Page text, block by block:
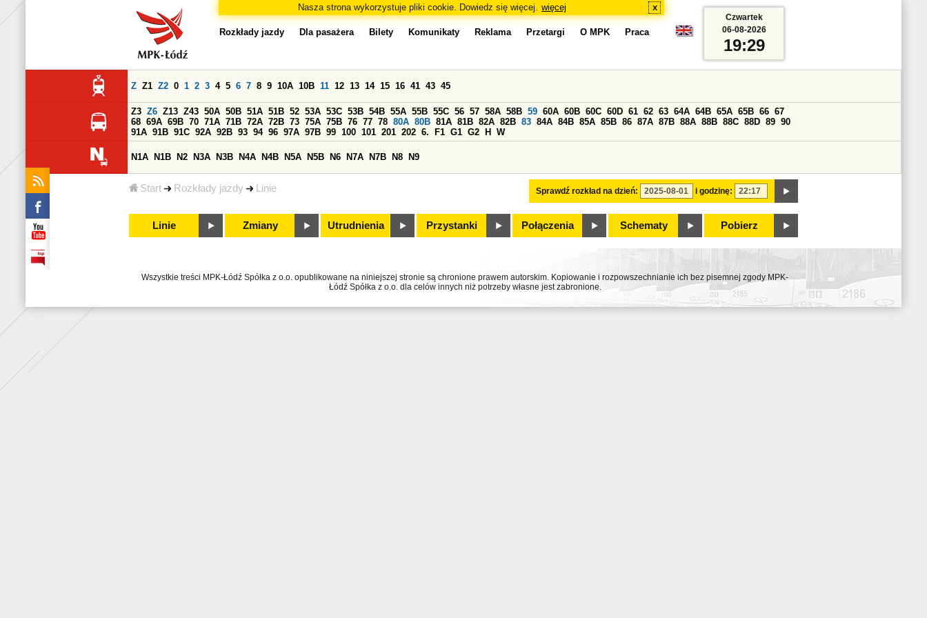
Nasza strona wykorzystuje pliki cookie. Dowiedz się więcej. więcej x
Start Rozkłady jazdy Linie
Rozkłady jazdy Dla pasażera Bilety Komunikaty Reklama Przetargi O MPK Praca
Sprawdź rozkład na dzień: i godzinę:
Z Z1 Z2 0 1 2 3 4 5 6 7 8 9 10A 10B 11 12 13 14 15 16 41 43 45
Z3 Z6 Z13 Z43 50A 50B 51A 51B 52 53A 53C 53B 54B 55A 55B 55C 56 57 58A 58B 59 60A 60B 60C 60D 61 62 63 64A 64B 65A 65B 66 67
68 69A 69B 70 71A 71B 72A 72B 73 75A 75B 76 77 78 80A 80B 81A 81B 82A 82B 83 84A 84B 85A 85B 86 87A 87B 88A 88B 88C 88D 89 90
91A 91B 91C 92A 92B 93 94 96 97A 97B 99 100 101 201 202 6. F1 G1 G2 H W
N1A N1B N2 N3A N3B N4A N4B N5A N5B N6 N7A N7B N8 N9
Linie Zmiany Utrudnienia Przystanki Połączenia Schematy Pobierz
Czwartek
06-08-2026
19:29
Wszystkie treści MPK-Łódź Spółka z o.o. opublikowane na niniejszej stronie są chronione prawem autorskim. Kopiowanie i rozpowszechnianie ich bez pisemnej zgody MPK-
Łódź Spółka z o.o. dla celów innych niż potrzeby własne jest zabronione.